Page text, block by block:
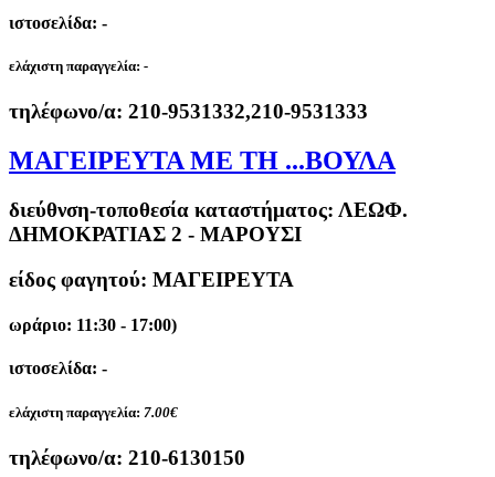
ιστοσελίδα: -
ελάχιστη παραγγελία: -
τηλέφωνο/α: 210-9531332,210-9531333
ΜΑΓΕΙΡΕΥΤΑ ΜΕ ΤΗ ...ΒΟΥΛΑ
διεύθνση-τοποθεσία καταστήματος: ΛΕΩΦ.
ΔΗΜΟΚΡΑΤΙΑΣ 2 - ΜΑΡΟΥΣΙ
είδος φαγητού: ΜΑΓΕΙΡΕΥΤΑ
ωράριο: 11:30 - 17:00)
ιστοσελίδα: -
ελάχιστη παραγγελία: 7.00€
τηλέφωνο/α: 210-6130150